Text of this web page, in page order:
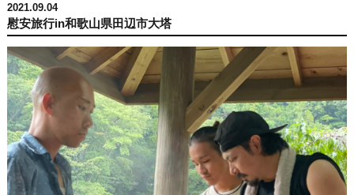
2021.09.04
慰安旅行in和歌山県田辺市大塔